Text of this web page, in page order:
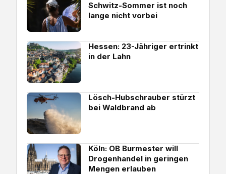
Schwitz-Sommer ist noch
lange nicht vorbei
Hessen: 23-Jähriger ertrinkt
in der Lahn
Lösch-Hubschrauber stürzt
bei Waldbrand ab
Köln: OB Burmester will
Drogenhandel in geringen
Mengen erlauben